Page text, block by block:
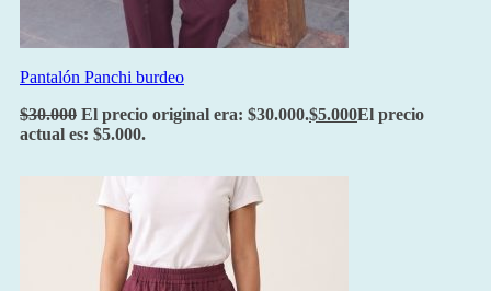
Pantalón Panchi burdeo
$30.000 El precio original era: $30.000.$5.000El precio
actual es: $5.000.